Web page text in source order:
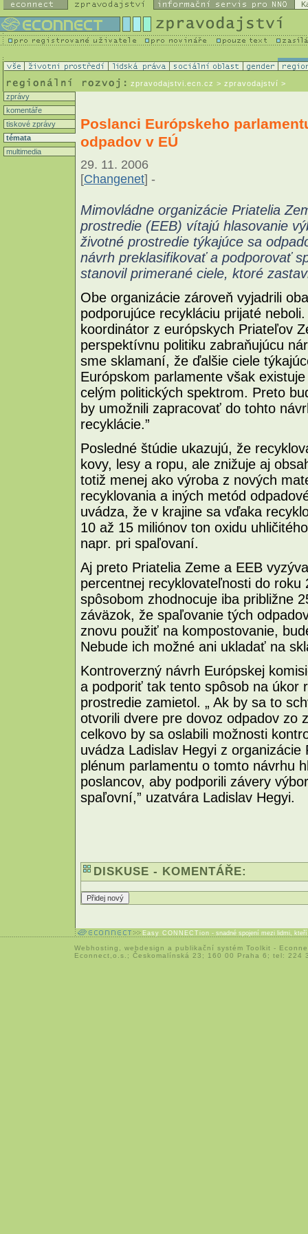
zpravodajstvi.ecn.cz > zpravodajství >
zprávy
komentáře
tiskové zprávy
témata
multimedia
Poslanci Európskeho
odpadov v EÚ
29. 11. 2006
[Changenet] -
Mimovládne organizácie Priatelia
prostredie (EEB) vítajú hlasovanie
životné prostredie týkajúce sa
návrh preklasifikovať a podporovať
stanovil primerané ciele, ktoré
Obe organizácie zároveň vyjadrili
podporujúce recykláciu prijaté
koordinátor z európskych Priateľov
perspektívnu politiku zabraňujúcu
sme sklamaní, že ďalšie ciele
Európskom parlamente však
celým politických spektrom. Preto
by umožnili zapracovať do tohto
recyklácie.”
Posledné štúdie ukazujú, že
kovy, lesy a ropu, ale znižuje aj
totiž menej ako výroba z nových
recyklovania a iných metód
uvádza, že v krajine sa vďaka
10 až 15 miliónov ton oxidu
napr. pri spaľovaní.
Aj preto Priatelia Zeme a EEB
percentnej recyklovateľnosti do
spôsobom zhodnocuje iba približne
záväzok, že spaľovanie tých
znovu použiť na kompostovanie,
Nebude ich možné ani ukladať na
Kontroverzný návrh Európskej
a podporiť tak tento spôsob na úkor
prostredie zamietol. „ Ak by sa to
otvorili dvere pre dovoz odpadov zo
celkovo by sa oslabili možnosti
uvádza Ladislav Hegyi z
plénum parlamentu o tomto návrhu
poslancov, aby podporili závery
spaľovní,” uzatvára Ladislav Hegyi.
DISKUSE - KOMENTÁŘE:
Easy CONNECTion - snadné spojení mezi lidmi,
Webhosting webdesign a publikační systém Toolkit -
Econnect,o.s.; Českomalínská 23; 160 00 Praha 6; tel: 224